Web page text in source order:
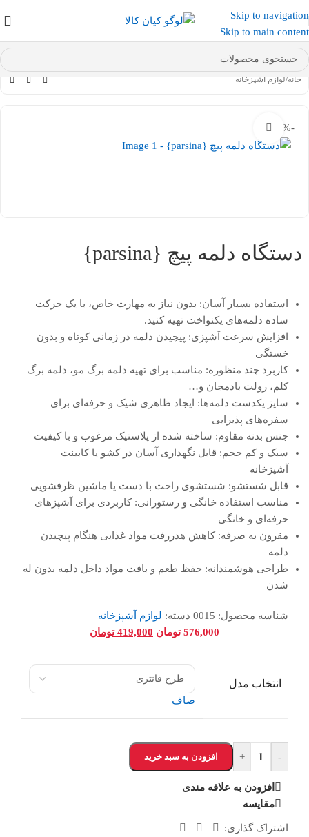
Skip to navigation
Skip to main content
عضو کانال بله کیان کالا شوید و کد تخفیف دریافت کنید.
خانه/لوازم آشپزخانه
-27%
دستگاه دلمه پیچ {parsina}
استفاده بسیار آسان: بدون نیاز به مهارت خاص، با یک حرکت
ساده دلمه‌های یکنواخت تهیه کنید.
افزایش سرعت آشپزی: پیچیدن دلمه در زمانی کوتاه و بدون
خستگی
کاربرد چند منظوره: مناسب برای تهیه دلمه برگ مو، دلمه برگ
کلم، رولت بادمجان و…
سایز یکدست دلمه‌ها: ایجاد ظاهری شیک و حرفه‌ای برای
سفره‌های پذیرایی
جنس بدنه مقاوم: ساخته شده از پلاستیک مرغوب و با کیفیت
سبک و کم حجم: قابل نگهداری آسان در کشو یا کابینت
آشپزخانه
قابل شستشو: شستشوی راحت با دست یا ماشین ظرفشویی
مناسب استفاده خانگی و رستورانی: کاربردی برای آشپزهای
حرفه‌ای و خانگی
مقرون به صرفه: کاهش هدررفت مواد غذایی هنگام پیچیدن
دلمه
طراحی هوشمندانه: حفظ طعم و بافت مواد داخل دلمه بدون له
شدن
شناسه محصول: 0015 دسته: لوازم آشپزخانه
576,000 تومان 419,000 تومان
انتخاب مدل
صاف
-
+ افزودن به سبد خرید
افزودن به علاقه مندی
مقایسه
اشتراک گذاری: